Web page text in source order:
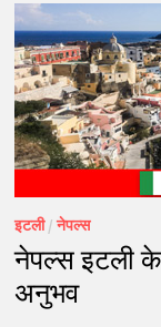
इटली/नेपल्स
नेपल्स इटली
अनुभव